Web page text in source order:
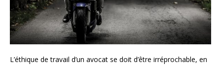
L’éthique de travail d’un avocat se doit d’être irréprochable, en